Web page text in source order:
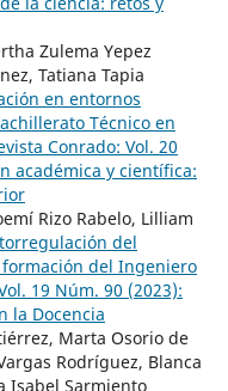
Zulema Yepez
Tatiana Tapia
en entornos
Técnico en
Conrado: Vol. 20
académica y científica:
Rizo Rabelo, Lilliam
del
del Ingeniero
19 Núm. 90 (2023):
la Docencia
Marta Osorio de
Rodríguez, Blanca
Isabel Sarmiento